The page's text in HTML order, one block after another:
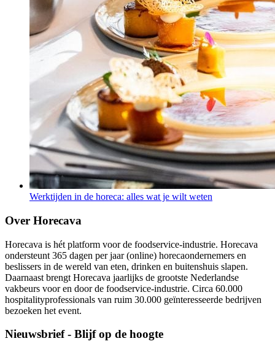
Werktijden in de horeca: alles wat je wilt weten
Over Horecava
Horecava is hét platform voor de foodservice-industrie. Horecava
ondersteunt 365 dagen per jaar (online) horecaondernemers en
beslissers in de wereld van eten, drinken en buitenshuis slapen.
Daarnaast brengt Horecava jaarlijks de grootste Nederlandse
vakbeurs voor en door de foodservice-industrie. Circa 60.000
hospitalityprofessionals van ruim 30.000 geïnteresseerde bedrijven
bezoeken het event.
Nieuwsbrief - Blijf op de hoogte